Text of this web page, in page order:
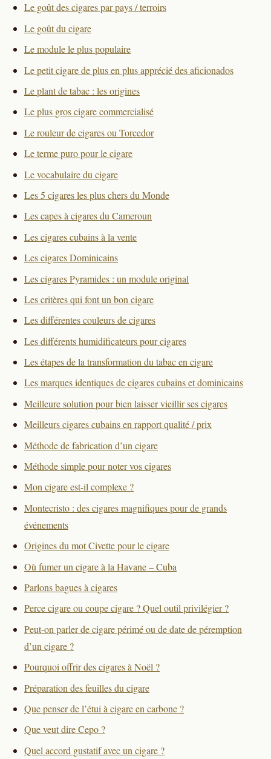
Le goût des cigares par pays / terroirs
Le goût du cigare
Le module le plus populaire
Le petit cigare de plus en plus apprécié des aficionados
Le plant de tabac : les origines
Le plus gros cigare commercialisé
Le rouleur de cigares ou Torcedor
Le terme puro pour le cigare
Le vocabulaire du cigare
Les 5 cigares les plus chers du Monde
Les capes à cigares du Cameroun
Les cigares cubains à la vente
Les cigares Dominicains
Les cigares Pyramides : un module original
Les critères qui font un bon cigare
Les différentes couleurs de cigares
Les différents humidificateurs pour cigares
Les étapes de la transformation du tabac en cigare
Les marques identiques de cigares cubains et dominicains
Meilleure solution pour bien laisser vieillir ses cigares
Meilleurs cigares cubains en rapport qualité / prix
Méthode de fabrication d’un cigare
Méthode simple pour noter vos cigares
Mon cigare est-il complexe ?
Montecristo : des cigares magnifiques pour de grands
événements
Origines du mot Civette pour le cigare
Où fumer un cigare à la Havane – Cuba
Parlons bagues à cigares
Perce cigare ou coupe cigare ? Quel outil privilégier ?
Peut-on parler de cigare périmé ou de date de péremption
d’un cigare ?
Pourquoi offrir des cigares à Noël ?
Préparation des feuilles du cigare
Que penser de l’étui à cigare en carbone ?
Que veut dire Cepo ?
Quel accord gustatif avec un cigare ?